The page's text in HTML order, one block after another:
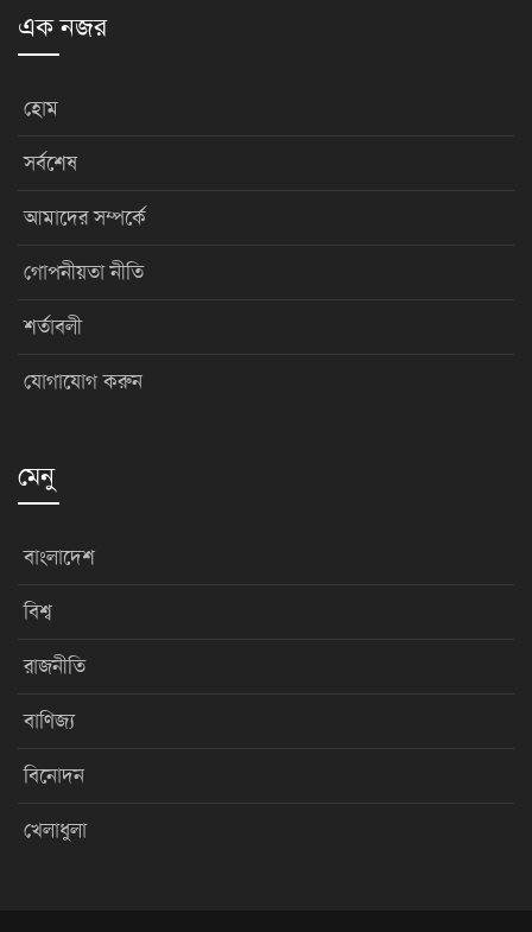
এক নজর
হোম
সর্বশেষ
আমাদের সম্পর্কে
গোপনীয়তা নীতি
শর্তাবলী
যোগাযোগ করুন
মেনু
বাংলাদেশ
বিশ্ব
রাজনীতি
বাণিজ্য
বিনোদন
খেলাধুলা